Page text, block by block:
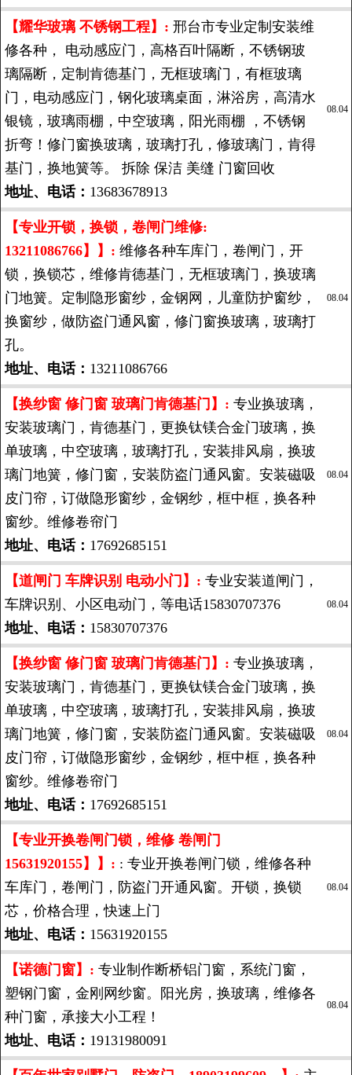
【耀华玻璃 不锈钢工程】: 邢台市专业定制安装维
修各种， 电动感应门，高格百叶隔断，不锈钢玻
璃隔断，定制肯德基门，无框玻璃门，有框玻璃
门，电动感应门，钢化玻璃桌面，淋浴房，高清水
银镜，玻璃雨棚，中空玻璃，阳光雨棚 ，不锈钢
折弯！修门窗换玻璃，玻璃打孔，修玻璃门，肯得
基门，换地簧等。 拆除 保洁 美缝 门窗回收
地址、电话： 13683678913
08.04
【专业开锁，换锁，卷闸门维修:
13211086766】】: 维修各种车库门，卷闸门，开
锁，换锁芯，维修肯德基门，无框玻璃门，换玻璃
门地簧。定制隐形窗纱，金钢网，儿童防护窗纱，
换窗纱，做防盗门通风窗，修门窗换玻璃，玻璃打
孔。
地址、电话： 13211086766
08.04
【换纱窗 修门窗 玻璃门肯德基门】: 专业换玻璃，
安装玻璃门，肯德基门，更换钛镁合金门玻璃，换
单玻璃，中空玻璃，玻璃打孔，安装排风扇，换玻
璃门地簧，修门窗，安装防盗门通风窗。安装磁吸
皮门帘，订做隐形窗纱，金钢纱，框中框，换各种
窗纱。维修卷帘门
地址、电话： 17692685151
08.04
【道闸门 车牌识别 电动小门】: 专业安装道闸门，
车牌识别、小区电动门，等电话15830707376
地址、电话： 15830707376
08.04
【换纱窗 修门窗 玻璃门肯德基门】: 专业换玻璃，
安装玻璃门，肯德基门，更换钛镁合金门玻璃，换
单玻璃，中空玻璃，玻璃打孔，安装排风扇，换玻
璃门地簧，修门窗，安装防盗门通风窗。安装磁吸
皮门帘，订做隐形窗纱，金钢纱，框中框，换各种
窗纱。维修卷帘门
地址、电话： 17692685151
08.04
【专业开换卷闸门锁，维修 卷闸门
15631920155】】: : 专业开换卷闸门锁，维修各种
车库门，卷闸门，防盗门开通风窗。开锁，换锁
芯，价格合理，快速上门
地址、电话： 15631920155
08.04
【诺德门窗】: 专业制作断桥铝门窗，系统门窗，
塑钢门窗，金刚网纱窗。阳光房，换玻璃，维修各
种门窗，承接大小工程！
地址、电话： 19131980091
08.04